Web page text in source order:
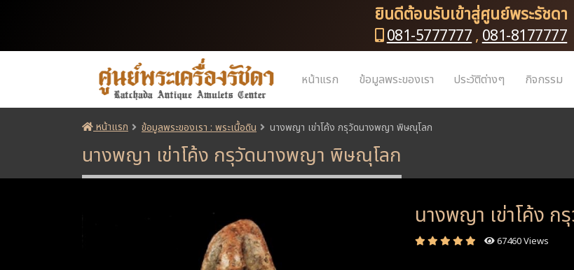
ยินดีต้อนรับเข้าสู่ศูนย์พระรัชดา
081-5777777, 081-8177777
หน้าแรก ข้อมูลพระของเรา ประวัติต่างๆ กิจกรรม
หน้าแรก ข้อมูลพระของเรา : พระเนื้อดิน นางพญา เข่าโค้ง กรุวัดนางพญา พิษณุโลก
นางพญา เข่าโค้ง กรุวัดนางพญา พิษณุโลก
นางพญา เข่าโค้ง
67460 Views